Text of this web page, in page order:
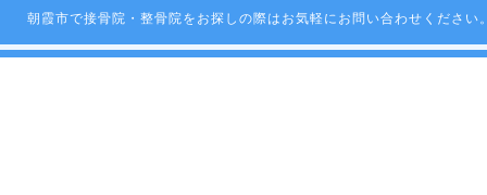
朝霞市で接骨院・整骨院をお探しの際はお気軽にお問い合わせくだ